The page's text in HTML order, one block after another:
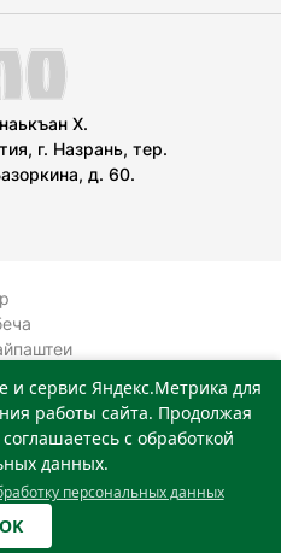
Х.
г. Назрань, тер.
д. 60.
№ ФС 77-
дом
сервис Яндекс.Метрика для
работы сайта. Продолжая
с обработкой
данных.
персональных данных
OK